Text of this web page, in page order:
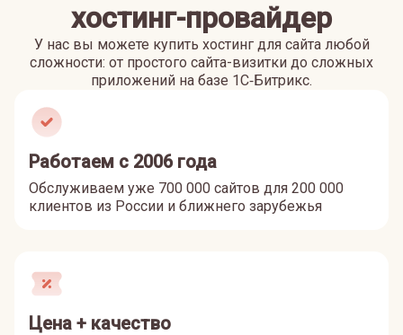
хостинг-провайдер
У нас вы можете купить хостинг для сайта любой
сложности: от простого сайта-визитки до сложных
приложений на базе 1С‑Битрикс.
Работаем с 2006 года
Обслуживаем уже 700 000 сайтов для 200 000
клиентов из России и ближнего зарубежья
Цена + качество